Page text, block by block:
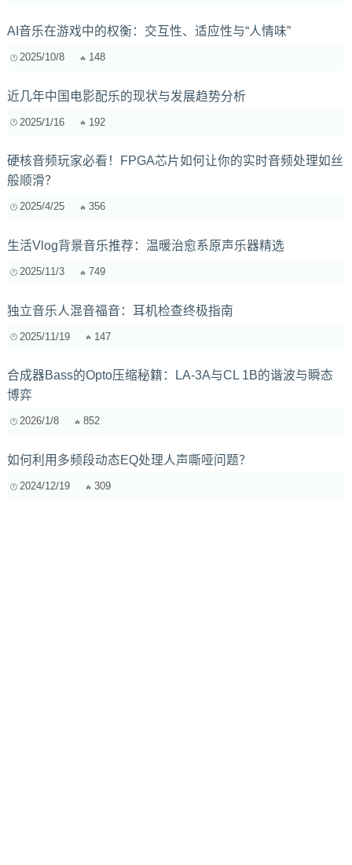
AI音乐在游戏中的权衡：交互性、适应性与“人情味”
2025/10/8 148
近几年中国电影配乐的现状与发展趋势分析
2025/1/16 192
硬核音频玩家必看！FPGA芯片如何让你的实时音频处理如丝
般顺滑？
2025/4/25 356
生活Vlog背景音乐推荐：温暖治愈系原声乐器精选
2025/11/3 749
独立音乐人混音福音：耳机检查终极指南
2025/11/19 147
合成器Bass的Opto压缩秘籍：LA-3A与CL 1B的谐波与瞬态
博弈
2026/1/8 852
如何利用多频段动态EQ处理人声嘶哑问题？
2024/12/19 309